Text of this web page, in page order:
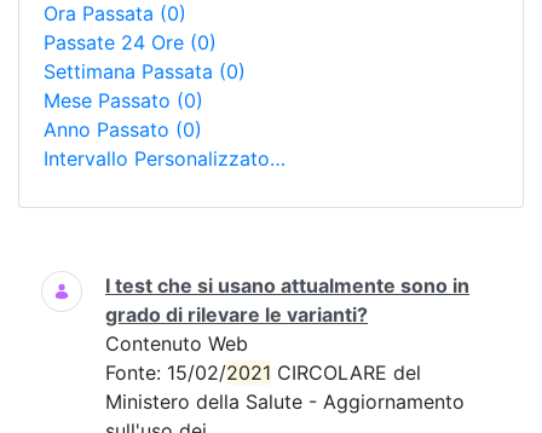
Ora Passata (0)
Passate 24 Ore (0)
Settimana Passata (0)
Mese Passato (0)
Anno Passato (0)
Intervallo Personalizzato…
Ricerca
I test che si usano attualmente sono in
grado di rilevare le varianti?
Contenuto Web
Fonte: 15/02/2021 CIRCOLARE del
Ministero della Salute - Aggiornamento